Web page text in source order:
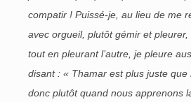
compatir ! Puissé-je, au lieu de me
avec orgueil, plutôt gémir et
tout en pleurant l’autre, je pleure
disant : « Thamar est plus juste
donc plutôt quand nous apprenons